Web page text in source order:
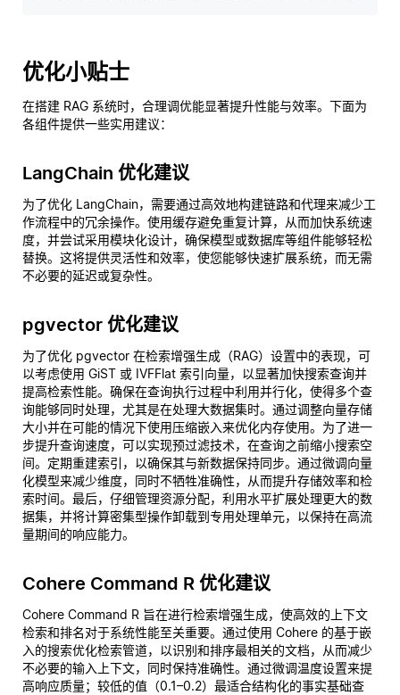
优化小贴士
在搭建 RAG 系统时，合理调优能显著提升性能与效率。下面为
各组件提供一些实用建议：
LangChain 优化建议
为了优化 LangChain，需要通过高效地构建链路和代理来减少工
作流程中的冗余操作。使用缓存避免重复计算，从而加快系统速
度，并尝试采用模块化设计，确保模型或数据库等组件能够轻松
替换。这将提供灵活性和效率，使您能够快速扩展系统，而无需
不必要的延迟或复杂性。
pgvector 优化建议
为了优化 pgvector 在检索增强生成（RAG）设置中的表现，可
以考虑使用 GiST 或 IVFFlat 索引向量，以显著加快搜索查询并
提高检索性能。确保在查询执行过程中利用并行化，使得多个查
询能够同时处理，尤其是在处理大数据集时。通过调整向量存储
大小并在可能的情况下使用压缩嵌入来优化内存使用。为了进一
步提升查询速度，可以实现预过滤技术，在查询之前缩小搜索空
间。定期重建索引，以确保其与新数据保持同步。通过微调向量
化模型来减少维度，同时不牺牲准确性，从而提升存储效率和检
索时间。最后，仔细管理资源分配，利用水平扩展处理更大的数
据集，并将计算密集型操作卸载到专用处理单元，以保持在高流
量期间的响应能力。
Cohere Command R 优化建议
Cohere Command R 旨在进行检索增强生成，使高效的上下文
检索和排名对于系统性能至关重要。通过使用 Cohere 的基于嵌
入的搜索优化检索管道，以识别和排序最相关的文档，从而减少
不必要的输入上下文，同时保持准确性。通过微调温度设置来提
高响应质量；较低的值（0.1–0.2）最适合结构化的事实基础查